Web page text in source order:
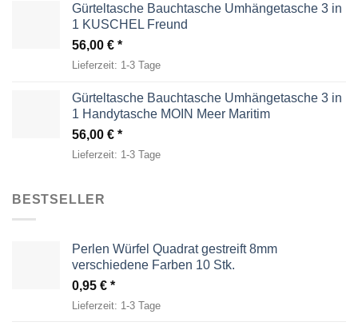
Gürteltasche Bauchtasche Umhängetasche 3 in
1 KUSCHEL Freund
56,00 €
Lieferzeit: 1-3 Tage
Gürteltasche Bauchtasche Umhängetasche 3 in
1 Handytasche MOIN Meer Maritim
56,00 €
Lieferzeit: 1-3 Tage
BESTSELLER
Perlen Würfel Quadrat gestreift 8mm
verschiedene Farben 10 Stk.
0,95 €
Lieferzeit: 1-3 Tage